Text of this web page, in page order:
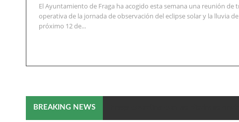
El Ayuntamiento de Fraga ha acogido esta semana una reunión de
operativa de la jornada de observación del eclipse solar y la lluvia
próximo 12 de...
BREAKING NEWS